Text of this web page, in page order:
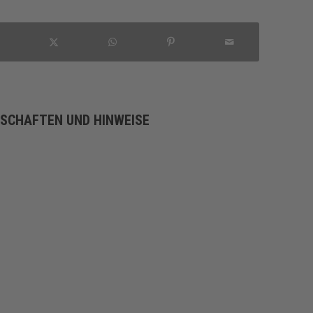
UND HINWEISE